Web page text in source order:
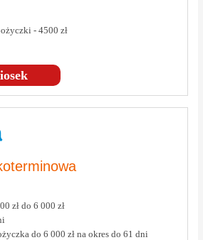
- 4500 zł
zł do 6 000 zł
do 6 000 zł na okres do 61 dni